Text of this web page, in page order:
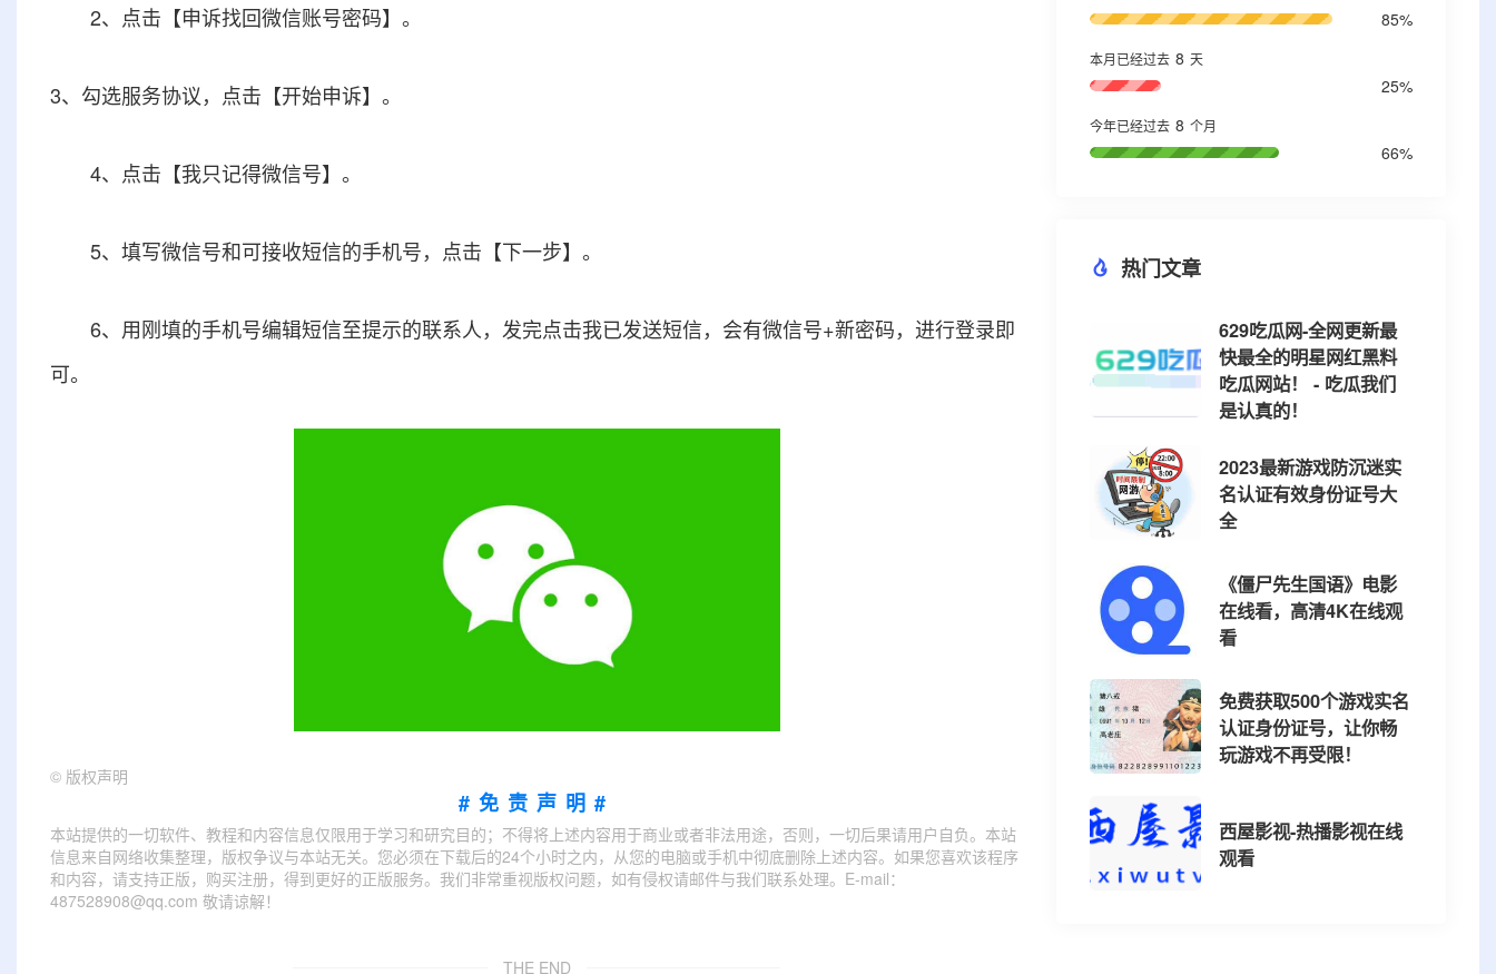
2、点击【申诉找回微信账号密码】。
3、勾选服务协议，点击【开始申诉】。
4、点击【我只记得微信号】。
5、填写微信号和可接收短信的手机号，点击【下一步】。
6、用刚填的手机号编辑短信至提示的联系人，发完点击我已发送短信，会有微信号+新密码，进行登录即
可。
© 版权声明
#免责声明#
本站提供的一切软件、教程和内容信息仅限用于学习和研究目的；不得将上述内容用于商业或者非法用途，否则，一切后果请用户自负。本站
信息来自网络收集整理，版权争议与本站无关。您必须在下载后的24个小时之内，从您的电脑或手机中彻底删除上述内容。如果您喜欢该程序
和内容，请支持正版，购买注册，得到更好的正版服务。我们非常重视版权问题，如有侵权请邮件与我们联系处理。E-mail：
487528908@qq.com 敬请谅解！
THE END
85%
本月已经过去 8 天
25%
今年已经过去 8 个月
66%
热门文章
629吃瓜网-全网更新最
快最全的明星网红黑料
吃瓜网站！ - 吃瓜我们
是认真的！
2023最新游戏防沉迷实
名认证有效身份证号大
全
《僵尸先生国语》电影
在线看，高清4K在线观
看
免费获取500个游戏实名
认证身份证号，让你畅
玩游戏不再受限！
西屋影视-热播影视在线
观看